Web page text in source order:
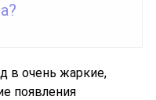
в очень жаркие,
появления